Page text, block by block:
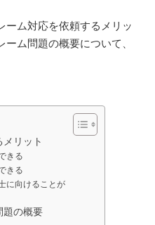
ーム対応を依頼するメリッ
ム問題の概要について、
リット
きる
きる
に向けることが
題の概要